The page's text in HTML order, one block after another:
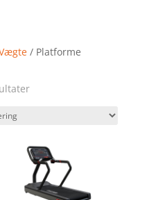
/ Platforme